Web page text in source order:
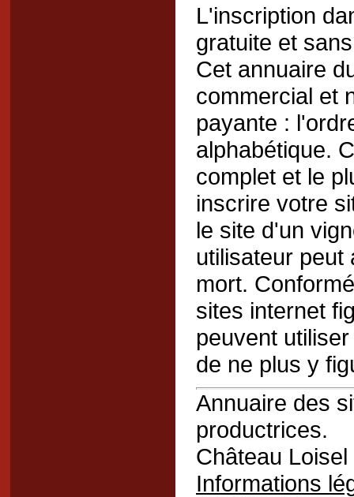
L'inscription
gratuite et
Cet annuaire
commercial et
payante :
alphabétique.
complet et le
inscrire votre
le site d'un
utilisateur peut
mort.
sites internet
peuvent
de ne plus y
Annuaire des
productrices.
Château
Informations